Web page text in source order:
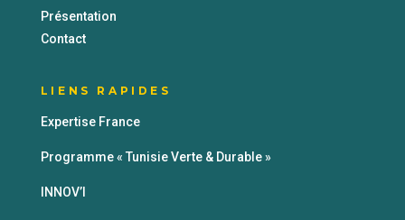
Présentation
Contact
LIENS RAPIDES
Expertise France
Programme « Tunisie Verte & Durable »
INNOV’I